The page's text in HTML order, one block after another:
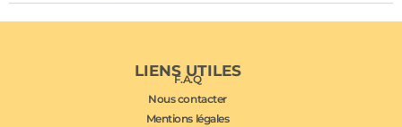
LIENS UTILES
F.A.Q
Nous contacter
Mentions légales